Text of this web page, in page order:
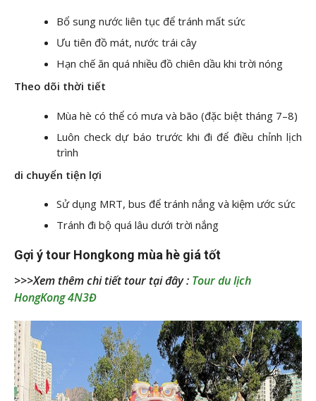
Bổ sung nước liên tục để tránh mất sức
Ưu tiên đồ mát, nước trái cây
Hạn chế ăn quá nhiều đồ chiên dầu khi trời nóng
Theo dõi thời tiết
Mùa hè có thể có mưa và bão (đặc biệt tháng 7–8)
Luôn check dự báo trước khi đi để điều chỉnh lịch
trình
di chuyển tiện lợi
Sử dụng MRT, bus để tránh nắng và kiệm ước sức
Tránh đi bộ quá lâu dưới trời nắng
Gợi ý tour Hongkong mùa hè giá tốt
>>>Xem thêm chi tiết tour tại đây : Tour du lịch
HongKong 4N3Đ